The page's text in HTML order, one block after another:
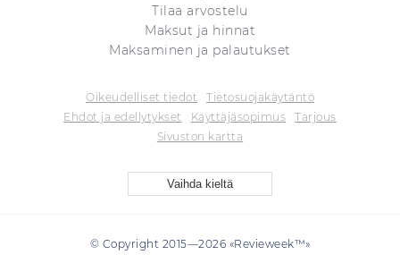
Tilaa arvostelu
Maksut ja hinnat
Maksaminen ja palautukset
Oikeudelliset tiedot
Tietosuojakäytäntö
Ehdot ja edellytykset
Käyttäjäsopimus
Tarjous
Sivuston kartta
Vaihda kieltä
© Copyright 2015—2026 «Revieweek™»